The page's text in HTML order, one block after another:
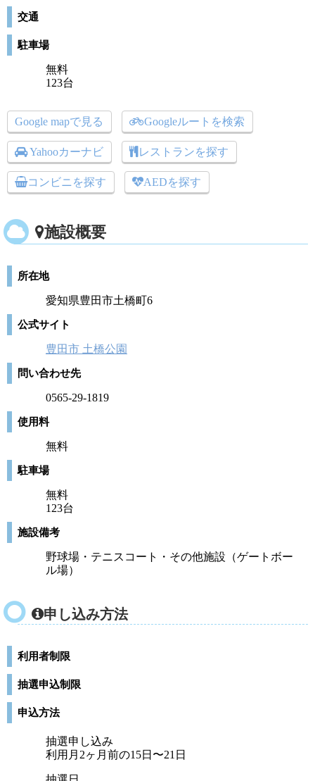
交通
駐車場
無料
123台
Google mapで見る Googleルートを検索
Yahooカーナビ レストランを探す
コンビニを探す AEDを探す
施設概要
所在地
愛知県豊田市土橋町6
公式サイト
豊田市 土橋公園
問い合わせ先
0565-29-1819
使用料
無料
駐車場
無料
123台
施設備考
野球場・テニスコート・その他施設（ゲートボー
ル場）
申し込み方法
利用者制限
抽選申込制限
申込方法
抽選申し込み
利用月2ヶ月前の15日〜21日